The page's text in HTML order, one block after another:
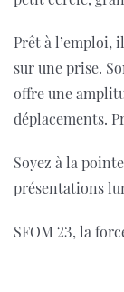
Prêt à l’emploi,
sur une prise.
offre une
déplacements.
Soyez à la
présentations
SFOM 23, la